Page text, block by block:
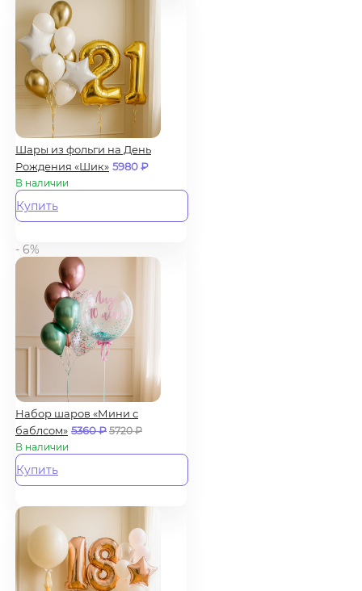
Шары из фольги на День
Рождения «Шик» 5980₽
В наличии
Купить
- 6%
Набор шаров «Мини с
баблсом» 5360₽ 5720₽
В наличии
Купить